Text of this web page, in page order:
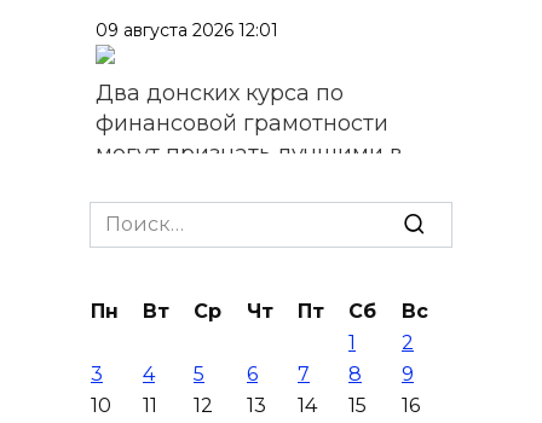
09 августа 2026 12:01
Два донских курса по
финансовой грамотности
могут признать лучшими в
09 августа 2026 11:43
комплексы БПЛА для
обучения пилотированию
09 августа 2026 10:50
Search
for:
Пн Вт Ср Чт Пт Сб
Вс
1
2
3
4 5 6 7 8
9
10
11 12 13 14 15
16